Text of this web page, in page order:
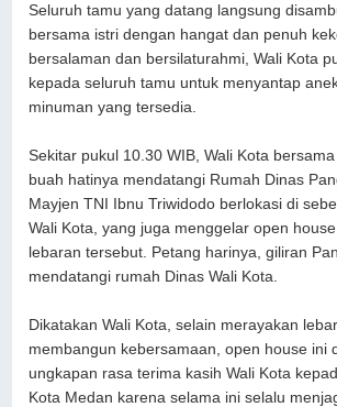
Seluruh tamu yang datang langsung
bersama istri dengan hangat dan penuh
bersalaman dan bersilaturahmi, Wali Kota
kepada seluruh tamu untuk menyantap
minuman yang tersedia.
Sekitar pukul 10.30 WIB, Wali Kota
buah hatinya mendatangi Rumah Dinas
Mayjen TNI Ibnu Triwidodo berlokasi di
Wali Kota, yang juga menggelar open
lebaran tersebut. Petang harinya, giliran
mendatangi rumah Dinas Wali Kota.
Dikatakan Wali Kota, selain merayakan
membangun kebersamaan, open house ini
ungkapan rasa terima kasih Wali Kota
Kota Medan karena selama ini selalu